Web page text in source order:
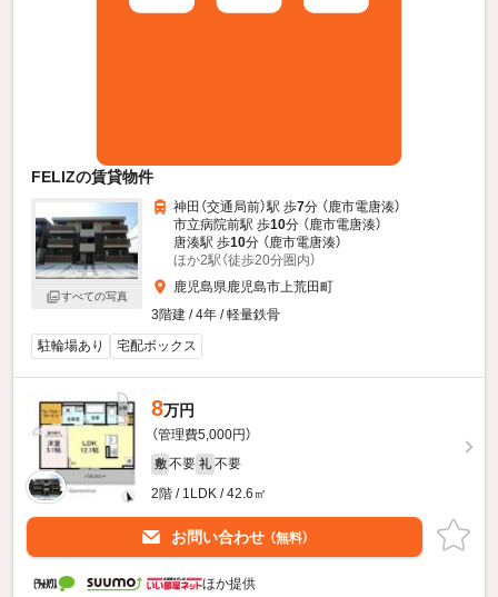
FELIZの賃貸物件
すべての写真
神田（交通局前）駅 歩7分 （鹿市電唐湊）
市立病院前駅 歩10分 （鹿市電唐湊）
唐湊駅 歩10分 （鹿市電唐湊）
ほか2駅（徒歩20分圏内）
鹿児島県鹿児島市上荒田町
3階建 / 4年 / 軽量鉄骨
駐輪場あり
宅配ボックス
8万円
（管理費5,000円）
敷 不要 礼 不要
2階 / 1LDK / 42.6㎡
お問い合わせ （無料）
ほか提供